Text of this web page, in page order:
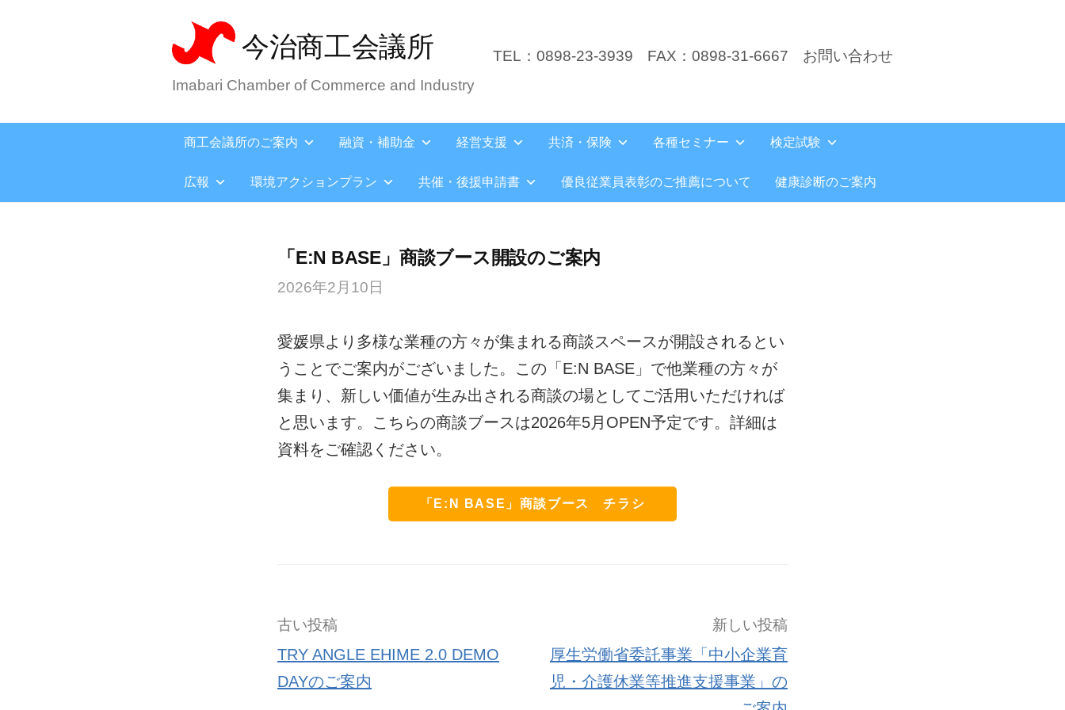
今治商工会議所
Imabari Chamber of Commerce and Industry
TEL：0898-23-3939 FAX：0898-31-6667 お問い合わせ
商工会議所のご案内 融資・補助金 経営支援 共済・保険 各種セミナー 検定試験
広報 環境アクションプラン 共催・後援申請書 優良従業員表彰のご推薦について 健康診断のご案内
「E:N BASE」商談ブース開設のご案内
2026年2月10日
愛媛県より多様な業種の方々が集まれる商談スペースが開設されるとい
うことでご案内がございました。この「E:N BASE」で他業種の方々が
集まり、新しい価値が生み出される商談の場としてご活用いただければ
と思います。こちらの商談ブースは2026年5月OPEN予定です。詳細は
資料をご確認ください。
「E:N BASE」商談ブース チラシ
古い投稿
TRY ANGLE EHIME 2.0 DEMO
DAYのご案内
新しい投稿
厚生労働省委託事業「中小企業育
児・介護休業等推進支援事業」の